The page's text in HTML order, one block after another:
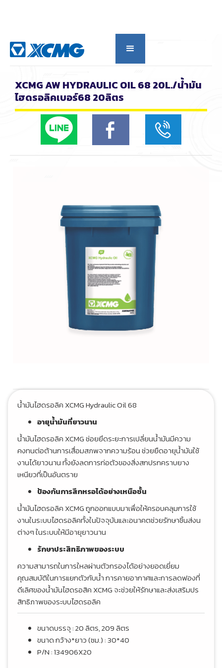
XCMG AW HYDRAULIC OIL 68 20L./น้ำมัน
ไฮดรอลิคเบอร์68 20ลิตร
น้ำมันไฮดรอลิค XCMG Hydraulic Oil 68
อายุน้ำมันที่ยาวนาน
น้ำมันไฮดรอลิค XCMG ช่อยยึดระยะการเปลี่ยนน้ำมันมีความ
คงทนต่อต้านการเสื่อมสภพจากความร้อน ช่วยยืดอายุน้ำมันใช้
งานได้ยาวนาน ทั้งยังลดการก่อตัวของสิ่งสกปรกคราบยาง
เหนียวที่เป็นอันตราย
ป้องกันการสึกหรอได้อย่างเหนือชั้น
น้ำมันไฮดรอลิค XCMG ถูกออกแบบมาเพื่อให้ครอบคลุมการใช้
งานในระบบไฮดรอลิคทั้งในปัจจุบันและอนาคตช่วยรักษาชิ้นส่งน
ต่างๆ ในระบบให้มีอายุยาวนาน
รักษาประสิทธิภาพของระบบ
ความสามารถในการใหลผ่านตัวกรองได้อย่างยอดเยี่ยม
คุณสมบัติในการแยกตัวกับน้ำ การคายอากาศและการลดฟองที่
ดีเลิศของน้ำมันไฮดรอสิค XCMG จะช่วยให้รักษาและส่งเสริมปร
สิทธิภาพของระบบไฮดรอลิค
ขนาดบรรจุ : 20 ลิตร, 209 ลิตร
ขนาด กว้าง*ยาว (ซม.) : 30*40
P/N : 134906X20